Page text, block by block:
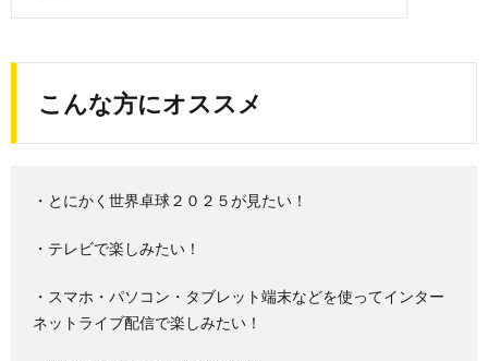
こんな方にオススメ
・とにかく世界卓球２０２５が見たい！
・テレビで楽しみたい！
・スマホ・パソコン・タブレット端末などを使ってインター
ネットライブ配信で楽しみたい！